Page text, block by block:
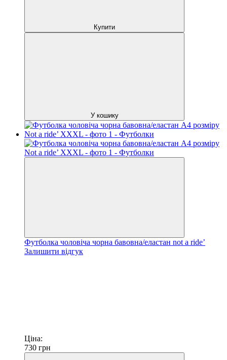
Купити
У кошику
Футболка чоловіча чорна бавовна/еластан not a ride’
Залишити відгук
Ціна:
730 грн